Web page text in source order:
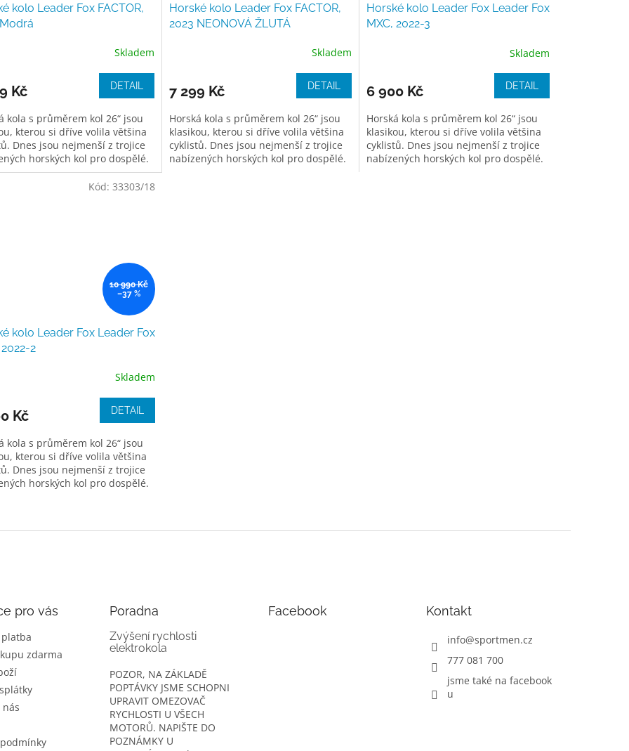
kolo Leader Fox FACTOR,
Skladem
Kč DETAIL
kola s průměrem kol 26“ jsou
kterou si dříve volila většina
Dnes jsou nejmenší z trojice
horských kol pro dospělé.
rámu 20"...
Horské kolo Leader Fox FACTOR,
2023 NEONOVÁ ŽLUTÁ
Skladem
7 299 Kč DETAIL
Horská kola s průměrem kol 26“ jsou
klasikou, kterou si dříve volila většina
cyklistů. Dnes jsou nejmenší z trojice
nabízených horských kol pro dospělé.
Horské kolo Leader Fox Leader Fox
MXC, 2022-3
Skladem
6 900 Kč DETAIL
Horská kola s průměrem kol 26“ jsou
klasikou, kterou si dříve volila většina
cyklistů. Dnes jsou nejmenší z trojice
nabízených horských kol pro dospělé.
10 990 Kč
–37 %
kolo Leader Fox Leader Fox
2
Skladem
Kč DETAIL
kola s průměrem kol 26“ jsou
kterou si dříve volila většina
Dnes jsou nejmenší z trojice
horských kol pro dospělé.
Kód: 33303/18
v
pro vás
zdarma
Poradna
Zvýšení rychlosti
elektrokola
POZOR, NA ZÁKLADĚ
POPTÁVKY JSME SCHOPNI
UPRAVIT OMEZOVAČ
RYCHLOSTI U VŠECH
MOTORŮ. NAPIŠTE DO
POZNÁMKY U
Facebook Kontakt
info@sportmen.cz
777 081 700
jsme také na facebook
u